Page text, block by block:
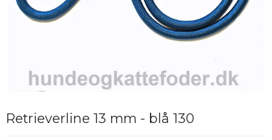
Retrieverline 13 mm - blå 130